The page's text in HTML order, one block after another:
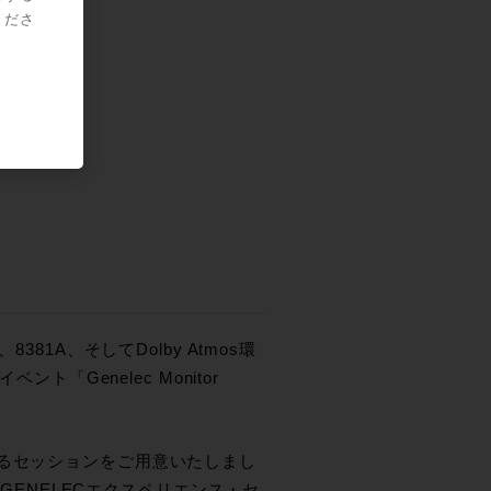
8381A、そしてDolby Atmos環
ベント「Genelec Monitor
セッションをご用意いたしまし
さ